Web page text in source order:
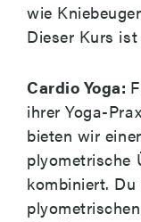
wie
Dieser Kurs
Cardio Yoga:
ihrer Yoga-
bieten wir
plyometrische
kombiniert.